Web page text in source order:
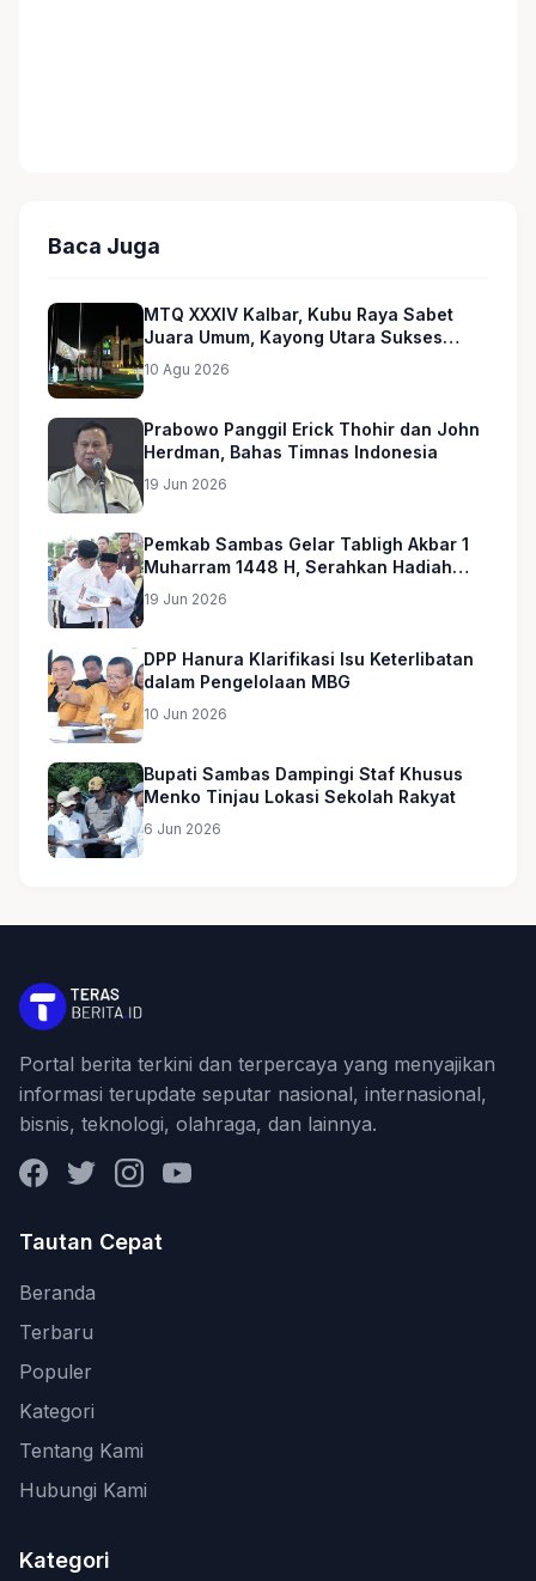
Baca Juga
MTQ XXXIV Kalbar, Kubu Raya Sabet
Juara Umum, Kayong Utara Sukses
Gelar dan Masuk 5 Besar
10 Agu 2026
Prabowo Panggil Erick Thohir dan John
Herdman, Bahas Timnas Indonesia
19 Jun 2026
Pemkab Sambas Gelar Tabligh Akbar 1
Muharram 1448 H, Serahkan Hadiah
Umroh untuk Guru Ngaji dan Imam
19 Jun 2026
DPP Hanura Klarifikasi Isu Keterlibatan
dalam Pengelolaan MBG
10 Jun 2026
Bupati Sambas Dampingi Staf Khusus
Menko Tinjau Lokasi Sekolah Rakyat
6 Jun 2026
Portal berita terkini dan terpercaya yang menyajikan
informasi terupdate seputar nasional, internasional,
bisnis, teknologi, olahraga, dan lainnya.
FacebookTwitterInstagramYouTube
Tautan Cepat
Beranda
Terbaru
Populer
Kategori
Tentang Kami
Hubungi Kami
Kategori